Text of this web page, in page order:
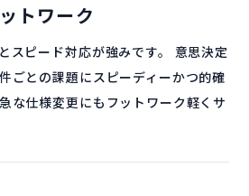
トワーク
スピード対応が強みです。
意思決定
ごとの課題にスピーディーかつ的確
な仕様変更にもフットワーク軽くサ